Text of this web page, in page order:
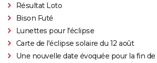
Résultat Loto
Bison Futé
Lunettes pour l'éclipse
Carte de l'éclipse solaire du 12 août
Une nouvelle date évoquée pour la fin de